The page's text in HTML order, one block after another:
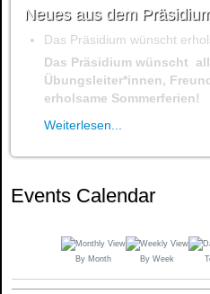
Neues aus dem
Das Präsidium wünscht
Das Präsidium wünscht
Übungsleiter*innen,
erholsame Sommerferien!
Weiterlesen...
Events Calendar
By Month By Week